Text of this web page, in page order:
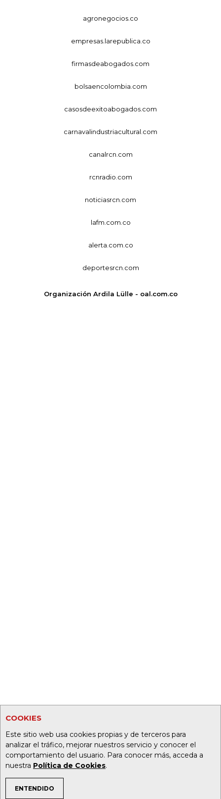
COOKIES
Este sitio web usa cookies propias y de terceros para
analizar el tráfico, mejorar nuestros servicio y conocer el
comportamiento del usuario. Para conocer más, acceda a
nuestra Política de Cookies.
ENTENDIDO
TEMAS DE INTERÉS
agronegocios.co
empresas.larepublica.co
firmasdeabogados.com
bolsaencolombia.com
casosdeexitoabogados.com
carnavalindustriacultural.com
canalrcn.com
rcnradio.com
noticiasrcn.com
lafm.com.co
alerta.com.co
deportesrcn.com
Organización Ardila Lülle - oal.com.co